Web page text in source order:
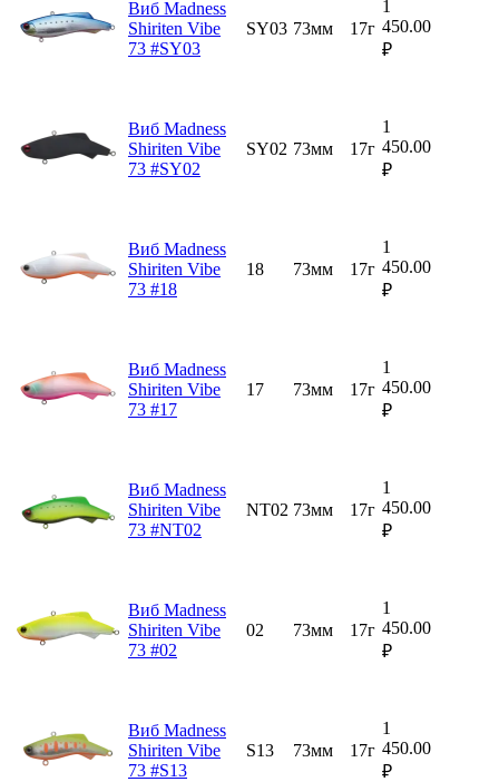
Виб Madness
Shiriten Vibe
73 #SY03
SY03 73мм 17г
1
450.00
₽
Виб Madness
Shiriten Vibe
73 #SY02
SY02 73мм 17г
1
450.00
₽
Виб Madness
Shiriten Vibe
73 #18
18 73мм 17г
1
450.00
₽
Виб Madness
Shiriten Vibe
73 #17
17 73мм 17г
1
450.00
₽
Виб Madness
Shiriten Vibe
73 #NT02
NT02 73мм 17г
1
450.00
₽
Виб Madness
Shiriten Vibe
73 #02
02 73мм 17г
1
450.00
₽
Виб Madness
Shiriten Vibe
73 #S13
S13 73мм 17г
1
450.00
₽